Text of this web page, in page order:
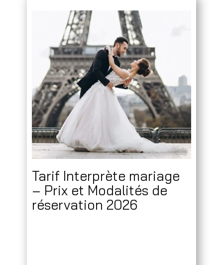
Tarif Interprète mariage
– Prix et Modalités de
réservation 2026